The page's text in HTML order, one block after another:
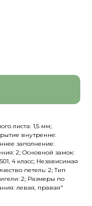
листа: 1,5 мм;
внутренне:
заполнение:
2; Основной замок:
4 класс; Независимая
петель: 2; Тип
2; Размеры по
левая, правая"